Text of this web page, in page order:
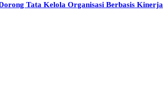
Tata Kelola Organisasi Berbasis Kinerja